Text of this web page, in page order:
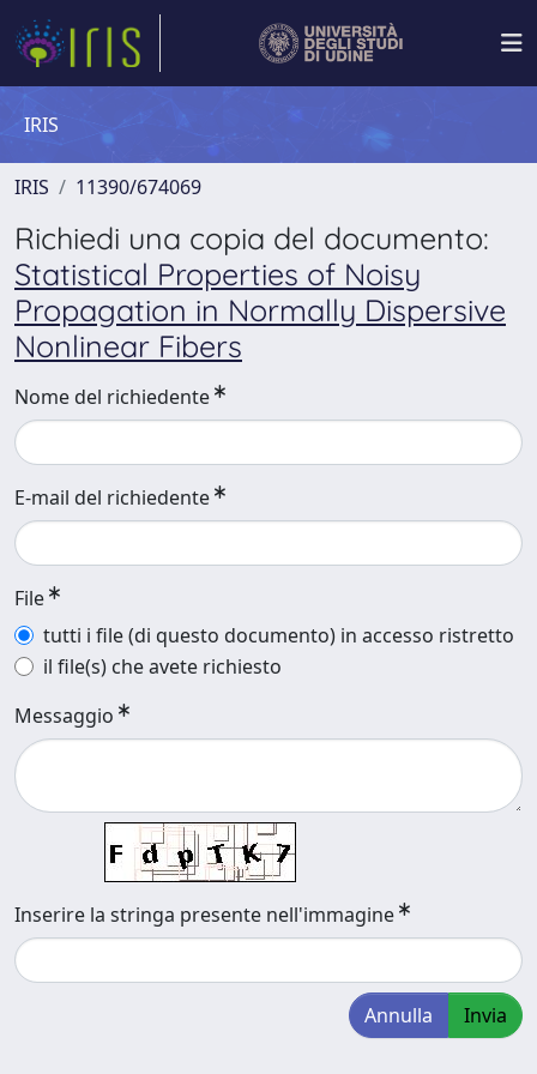
IRIS
IRIS 11390/674069
Richiedi una copia del documento:
Statistical Properties of Noisy
Propagation in Normally Dispersive
Nonlinear Fibers
Nome del richiedente
E-mail del richiedente
File
tutti i file (di questo documento) in accesso ristretto
il file(s) che avete richiesto
Messaggio
Inserire la stringa presente nell'immagine
Annulla Invia